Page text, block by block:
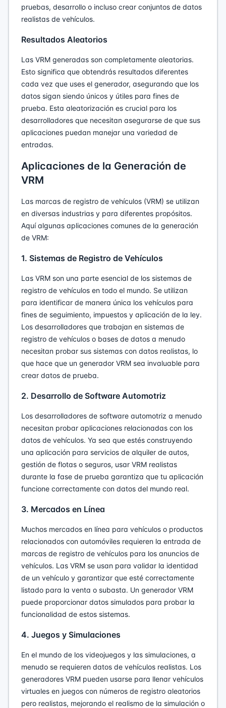
pruebas, desarrollo o incluso crear conjuntos de datos
realistas de vehículos.
Resultados Aleatorios
Las VRM generadas son completamente aleatorias.
Esto significa que obtendrás resultados diferentes
cada vez que uses el generador, asegurando que los
datos sigan siendo únicos y útiles para fines de
prueba. Esta aleatorización es crucial para los
desarrolladores que necesitan asegurarse de que sus
aplicaciones puedan manejar una variedad de
entradas.
Aplicaciones de la Generación de
VRM
Las marcas de registro de vehículos (VRM) se utilizan
en diversas industrias y para diferentes propósitos.
Aquí algunas aplicaciones comunes de la generación
de VRM:
1. Sistemas de Registro de Vehículos
Las VRM son una parte esencial de los sistemas de
registro de vehículos en todo el mundo. Se utilizan
para identificar de manera única los vehículos para
fines de seguimiento, impuestos y aplicación de la ley.
Los desarrolladores que trabajan en sistemas de
registro de vehículos o bases de datos a menudo
necesitan probar sus sistemas con datos realistas, lo
que hace que un generador VRM sea invaluable para
crear datos de prueba.
2. Desarrollo de Software Automotriz
Los desarrolladores de software automotriz a menudo
necesitan probar aplicaciones relacionadas con los
datos de vehículos. Ya sea que estés construyendo
una aplicación para servicios de alquiler de autos,
gestión de flotas o seguros, usar VRM realistas
durante la fase de prueba garantiza que tu aplicación
funcione correctamente con datos del mundo real.
3. Mercados en Línea
Muchos mercados en línea para vehículos o productos
relacionados con automóviles requieren la entrada de
marcas de registro de vehículos para los anuncios de
vehículos. Las VRM se usan para validar la identidad
de un vehículo y garantizar que esté correctamente
listado para la venta o subasta. Un generador VRM
puede proporcionar datos simulados para probar la
funcionalidad de estos sistemas.
4. Juegos y Simulaciones
En el mundo de los videojuegos y las simulaciones, a
menudo se requieren datos de vehículos realistas. Los
generadores VRM pueden usarse para llenar vehículos
virtuales en juegos con números de registro aleatorios
pero realistas, mejorando el realismo de la simulación o